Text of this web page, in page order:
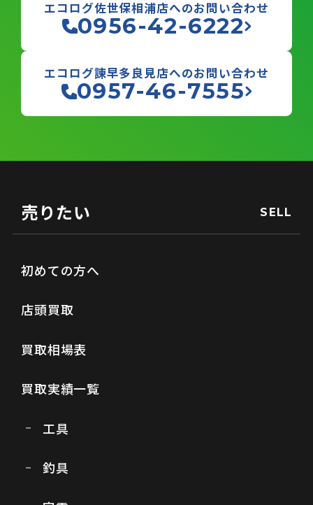
エコログ佐世保相浦店へのお問い合わせ
0956-42-6222
エコログ諫早多良見店へのお問い合わせ
0957-46-7555
売りたい SELL
初めての方へ
店頭買取
買取相場表
買取実績一覧
工具
釣具